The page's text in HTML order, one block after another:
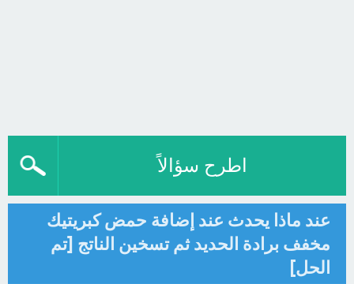
اطرح سؤالاً
عند ماذا يحدث عند إضافة حمض كبريتيك
مخفف برادة الحديد ثم تسخين الناتج [تم
الحل]